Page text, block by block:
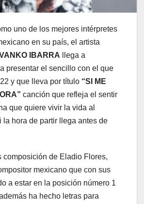
uno de los mejores intérpretes
en su país, el artista
IBARRA llega a
presentar el sencillo con el que
y que lleva por título “SI ME
canción que refleja el sentir
que quiere vivir la vida al
la hora de partir llega antes de
composición de Eladio Flores,
mexicano que con sus
a estar en la posición número 1
ha hecho letras para